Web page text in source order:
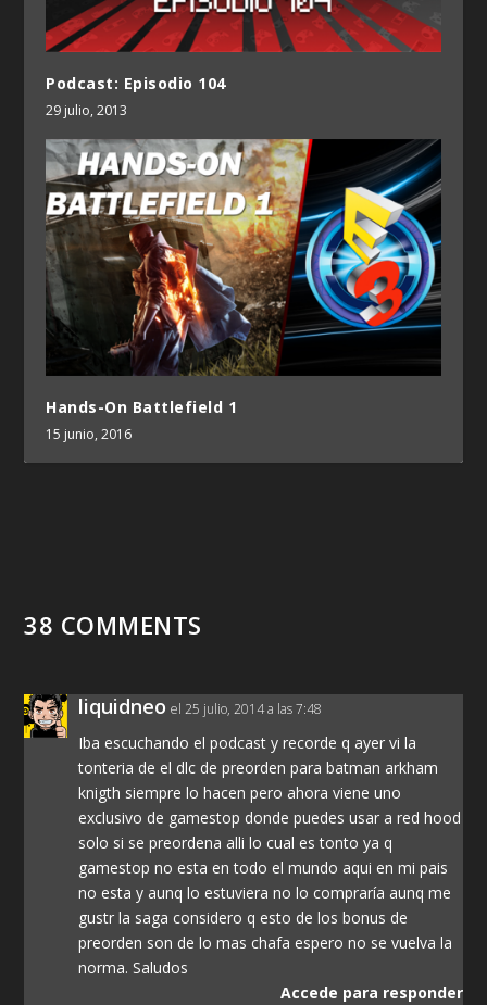
Podcast: Episodio 104
29 julio, 2013
Hands-On Battlefield 1
15 junio, 2016
38 COMMENTS
liquidneo el 25 julio, 2014 a las 7:48
Iba escuchando el podcast y recorde q ayer vi la
tonteria de el dlc de preorden para batman arkham
knigth siempre lo hacen pero ahora viene uno
exclusivo de gamestop donde puedes usar a red hood
solo si se preordena alli lo cual es tonto ya q
gamestop no esta en todo el mundo aqui en mi pais
no esta y aunq lo estuviera no lo compraría aunq me
gustr la saga considero q esto de los bonus de
preorden son de lo mas chafa espero no se vuelva la
norma. Saludos
Accede para responder